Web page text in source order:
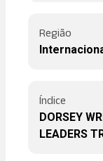
Região
Índice
DORSEY
LEADERS